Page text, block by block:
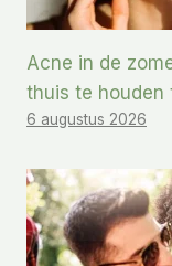
Acne in de
thuis te houden
6 augustus 2026